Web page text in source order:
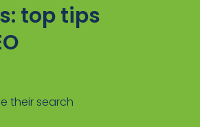
top tips
their search